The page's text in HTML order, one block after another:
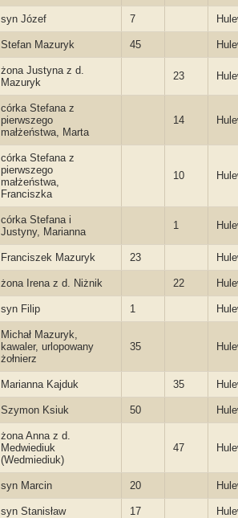
syn Józef 7
Stefan Mazuryk 45
żona Justyna z d.
Mazuryk
23
córka Stefana z
pierwszego
małżeństwa, Marta
14
córka Stefana z
pierwszego
małżeństwa,
Franciszka
10
córka Stefana i
Justyny, Marianna
1
Franciszek Mazuryk 23
żona Irena z d. Niżnik 22
syn Filip 1
Michał Mazuryk,
kawaler, urlopowany
żołnierz
35
Marianna Kajduk 35
Szymon Ksiuk 50
żona Anna z d.
Medwiediuk
(Wedmiediuk)
47
syn Marcin 20
syn Stanisław 17